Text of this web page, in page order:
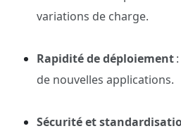
variations de charge.
Rapidité de déploiement
de nouvelles applications.
Sécurité et